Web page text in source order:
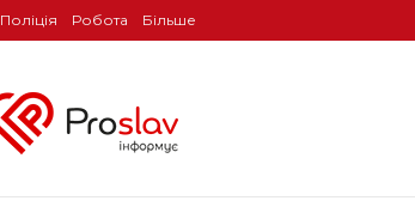
Поліція Робота Більше